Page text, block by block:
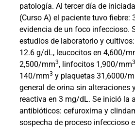
patología. Al tercer día de
(Curso A) el paciente tuvo fiebre:
evidencia de un foco infeccioso.
estudios de laboratorio y
12.6 g/dL, leucocitos en 4,600/
2,500/mm3, linfocitos 1,900/mm3
140/mm3 y plaquetas 31,6000/
general de orina sin alteraciones
reactiva en 3 mg/dL. Se inició la
antibióticos: cefuroxima y
sospecha de proceso infeccioso